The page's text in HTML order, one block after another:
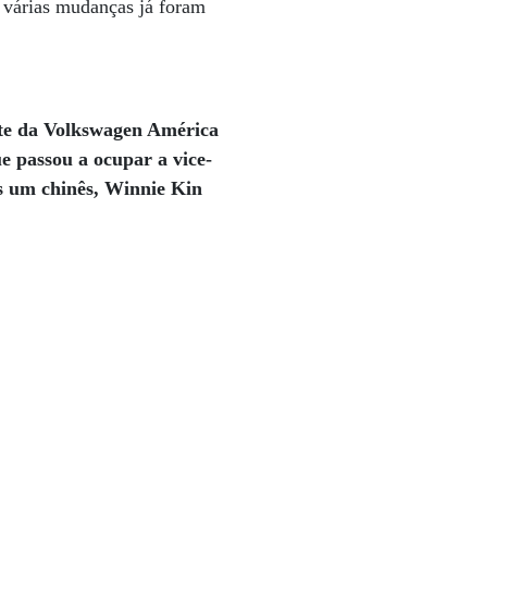
mudanças já foram
da Volkswagen América
passou a ocupar a vice-
um chinês, Winnie Kin